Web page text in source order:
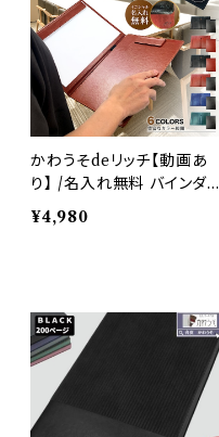
かわうそdeリッチ【動画あ
り】 /名入れ無料 バインダー
A4 A3 おしゃれ 多機能 マ
グネットボード 二つ折 PU
お洒落 (黒・茶色・紺色・緑
色）
¥4,980